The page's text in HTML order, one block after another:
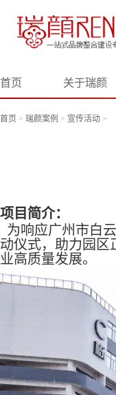
首页 关于瑞颜
首页 > 瑞颜案例 > 宣传活动 >
项目简介：
为响应广州市白
动仪式，助力园区
业高质量发展。